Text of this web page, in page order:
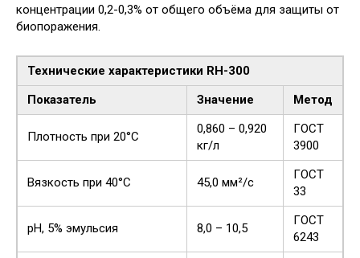
концентрации 0,2-0,3% от общего объёма для защиты от
биопоражения.
Технические характеристики RH-300
Показатель
Значение Метод
Плотность при 20°C
0,860 – 0,920
кг/л
ГОСТ
3900
Вязкость при 40°C 45,0 мм²/с
ГОСТ
33
pH, 5% эмульсия 8,0 – 10,5
ГОСТ
6243